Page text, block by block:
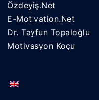
Özdeyiş.Net
E-Motivation.Net
Dr. Tayfun Topaloğlu
Motivasyon Koçu